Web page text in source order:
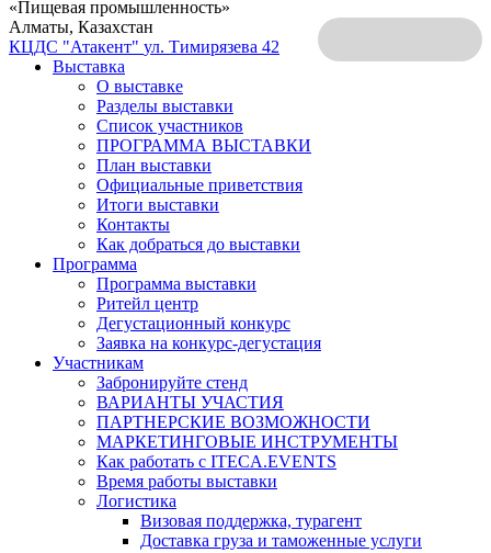
«Пищевая промышленность»
Алматы, Казахстан
КЦДС "Атакент" ул. Тимирязева 42
Выставка
О выставке
Разделы выставки
Список участников
ПРОГРАММА ВЫСТАВКИ
План выставки
Официальные приветствия
Итоги выставки
Контакты
Как добраться до выставки
Программа
Программа выставки
Ритейл центр
Дегустационный конкурс
Заявка на конкурс-дегустация
Участникам
Забронируйте стенд
ВАРИАНТЫ УЧАСТИЯ
ПАРТНЕРСКИЕ ВОЗМОЖНОСТИ
МАРКЕТИНГОВЫЕ ИНСТРУМЕНТЫ
Как работать с ITECA.EVENTS
Время работы выставки
Логистика
Визовая поддержка, турагент
Доставка груза и таможенные услуги